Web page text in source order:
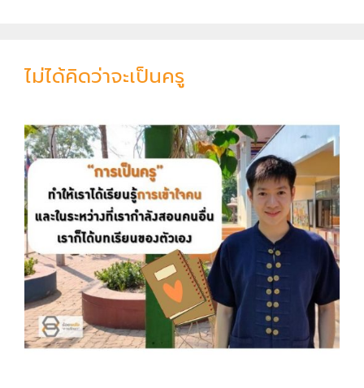
ล้
ว
ห
ร
อ
จ
ะ
ม
ส
อ
ไม่ได้คิดว่าจะเป็นครู